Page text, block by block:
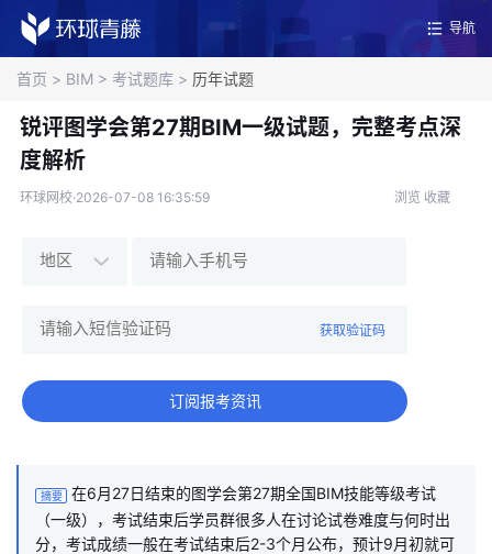
导航
首页 > BIM > 考试题库 > 历年试题
锐评图学会第27期BIM一级试题，完整考点深
度解析
环球网校·2026-07-08 16:35:59 浏览 收藏
获取验证码
订阅报考资讯
摘要
在6月27日结束的图学会第27期全国BIM技能等级考试
（一级），考试结束后学员群很多人在讨论试卷难度与何时出
分，考试成绩一般在考试结束后2-3个月公布，预计9月初就可